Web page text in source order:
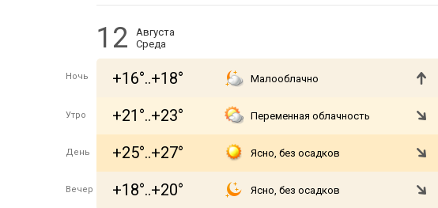
12
Августа
Среда
Ночь +16°..+18° Малооблачно
Утро +21°..+23° Переменная облачность
День +25°..+27° Ясно, без осадков
Вечер +18°..+20° Ясно, без осадков